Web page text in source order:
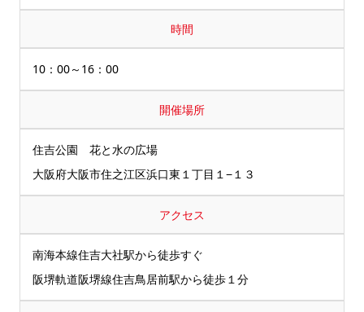
時間
10：00～16：00
開催場所
住吉公園 花と水の広場
大阪府大阪市住之江区浜口東１丁目１−１３
アクセス
南海本線住吉大社駅から徒歩すぐ
阪堺軌道阪堺線住吉鳥居前駅から徒歩１分